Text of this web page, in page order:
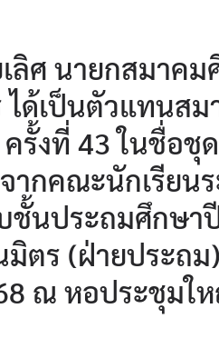
ศ นายกสมาคม
ด้เป็นตัวแทนสม
รั้งที่ 43 ในชื่อชุ
ากคณะนักเรียน
ชั้นประถมศึกษา
มิตร (ฝ่ายประถ
ณ หอประชุมใ